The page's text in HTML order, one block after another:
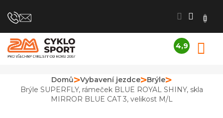
na
4,9
je
4,9
z
Domů Vybavení jezdce
Brýle
Brýle SUPERFLY, rámeček BLUE ROYAL SHINY, skla
MIRROR BLUE CAT 3, velikost M/L